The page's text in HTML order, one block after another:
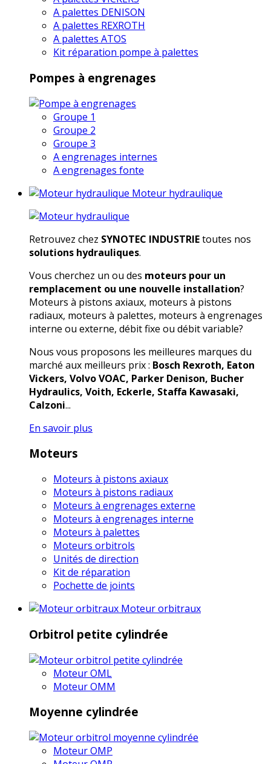
A palettes DENISON
A palettes REXROTH
A palettes ATOS
Kit réparation pompe à palettes
Pompes à engrenages
Groupe 1
Groupe 2
Groupe 3
A engrenages internes
A engrenages fonte
Moteur hydraulique
Retrouvez chez SYNOTEC INDUSTRIEtoutes nos
solutions hydrauliques.
Vous cherchez un ou des moteurs pour un
remplacement ou une nouvelle installation?
Moteurs à pistons axiaux, moteurs à pistons
radiaux, moteurs à palettes, moteurs à engrenages
interne ou externe, débit fixe ou débit variable?
Nous vous proposons les meilleures marques du
marché aux meilleurs prix : Bosch Rexroth, Eaton
Vickers, Volvo VOAC, Parker Denison, Bucher
Hydraulics, Voith, Eckerle, Staffa Kawasaki,
Calzoni...
En savoir plus
Moteurs
Moteurs à pistons axiaux
Moteurs à pistons radiaux
Moteurs à engrenages externe
Moteurs à engrenages interne
Moteurs à palettes
Moteurs orbitrols
Unités de direction
Kit de réparation
Pochette de joints
Moteur orbitraux
Orbitrol petite cylindrée
Moteur OML
Moteur OMM
Moyenne cylindrée
Moteur OMP